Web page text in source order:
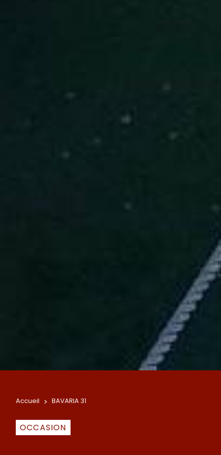
Accueil > BAVARIA 31
OCCASION